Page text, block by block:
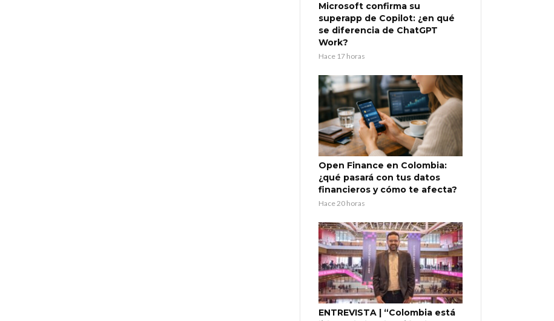
Microsoft confirma su
superapp de Copilot: ¿en qué
se diferencia de ChatGPT
Work?
Hace 17 horas
Open Finance en Colombia:
¿qué pasará con tus datos
financieros y cómo te afecta?
Hace 20 horas
ENTREVISTA | “Colombia está